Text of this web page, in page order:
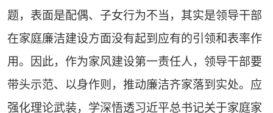
题，表面是配偶、子女行为不当，其实是领导干部
在家庭廉洁建设方面没有起到应有的引领和表率作
用。因此，作为家风建设第一责任人，领导干部要
带头示范、以身作则，推动廉洁齐家落到实处。应
强化理论武装，学深悟透习近平总书记关于家庭家